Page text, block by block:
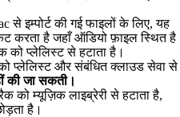
इम्पोर्ट की गई फाइलों के लिए, यह
करता है जहाँ ऑडियो फ़ाइल स्थित
प्लेलिस्ट से हटाता है।
प्लेलिस्ट और संबंधित क्लाउड सेवा से
की जा सकती।
को म्यूज़िक लाइब्रेरी से हटाता है,
है।